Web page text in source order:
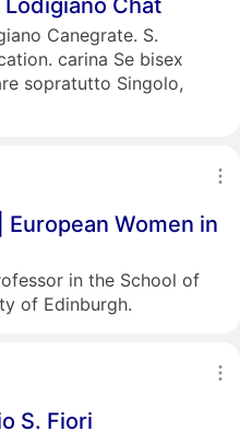
Lodigiano Chat
Canegrate. S.
carina Se bisex
sopratutto Singolo,
Women in
in the School of
of Edinburgh.
S. Fiori